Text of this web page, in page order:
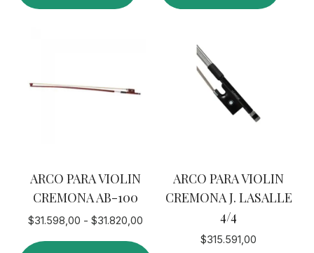
tiene
opciones
página
de
producto
ARCO PARA VIOLIN
CREMONA AB-100
$31.598,00 - $31.820,00
ARCO PARA VIOLIN
CREMONA J. LASALLE
4/4
$315.591,00